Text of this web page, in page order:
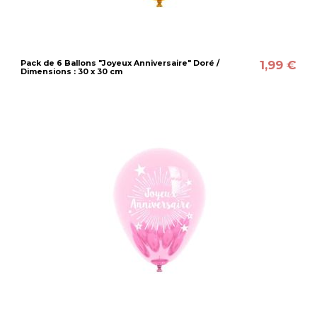
Pack de 6 Ballons "Joyeux Anniversaire" Doré /
Dimensions : 30 x 30 cm
1,99 €